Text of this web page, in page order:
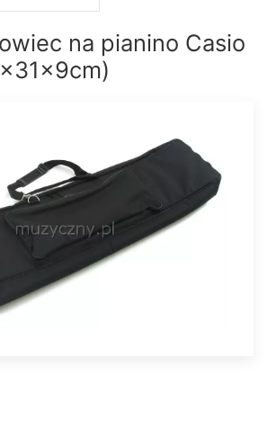
na pianino Casio